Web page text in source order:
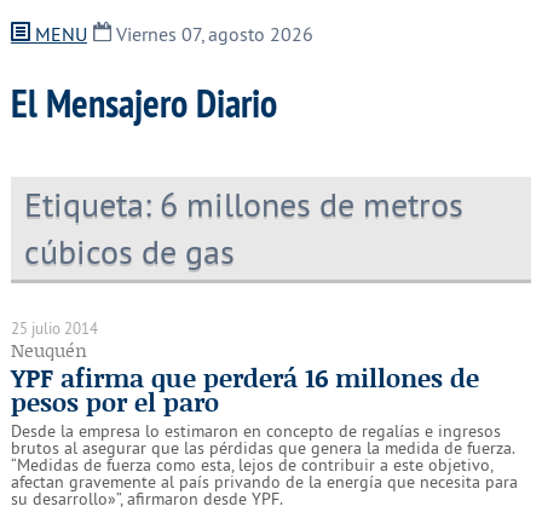
MENU Viernes 07, agosto 2026
El Mensajero Diario
Etiqueta: 6 millones de metros
cúbicos de gas
25 julio 2014
Neuquén
YPF afirma que perderá 16 millones de
pesos por el paro
Desde la empresa lo estimaron en concepto de regalías e ingresos
brutos al asegurar que las pérdidas que genera la medida de fuerza.
“Medidas de fuerza como esta, lejos de contribuir a este objetivo,
afectan gravemente al país privando de la energía que necesita para
su desarrollo»”, afirmaron desde YPF.